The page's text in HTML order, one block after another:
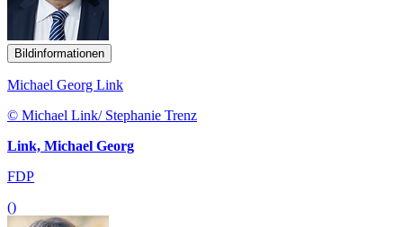
Bildinformationen
Michael Georg Link
© Michael Link/ Stephanie Trenz
Link, Michael Georg
FDP
()